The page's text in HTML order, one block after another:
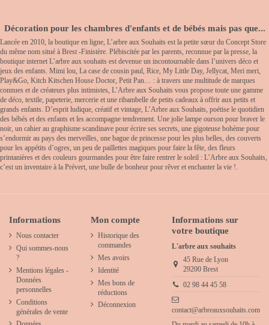
Décoration pour les chambres d'enfants et de bébés mais pas que...
Lancée en 2010, la boutique en ligne, L’arbre aux Souhaits est la petite sœur du Concept Store
du même nom situé à Brest -Finistère. Plébiscitée par les parents, reconnue par la presse, la
boutique internet L’arbre aux souhaits est devenue un incontournable dans l’univers déco et
jeux des enfants. Mimi lou, La case de cousin paul, Rice, My Little Day, Jellycat, Meri meri,
Play&Go, Kitch Kitschen House Doctor, Petit Pan… : à travers une multitude de marques
connues et de créateurs plus intimistes, L’Arbre aux Souhaits vous propose toute une gamme
de déco, textile, papeterie, mercerie et une ribambelle de petits cadeaux à offrir aux petits et
grands enfants. D’esprit ludique, créatif et vintage, L’Arbre aux Souhaits, poétise le quotidien
des bébés et des enfants et les accompagne tendrement. Une jolie lampe ourson pour braver le
noir, un cahier au graphisme scandinave pour écrire ses secrets, une gigoteuse bohème pour
s’endormir au pays des merveilles, une bague de princesse pour les plus belles, des couverts
pour les appétits d’ogres, un peu de paillettes magiques pour faire la fête, des fleurs
printanières et des couleurs gourmandes pour être faire rentrer le soleil : L’Arbre aux Souhaits,
c’est un inventaire à la Prévert, une bulle de bonheur pour rêver et enchanter la vie !.
Informations
Nous contacter
Qui sommes-nous
?
Mentions légales -
Données
personnelles
Conditions
générales de vente
Mon compte
Historique des
commandes
Mes avoirs
Identité
Mes bons de
réductions
Déconnexion
Informations sur
votre boutique
L'arbre aux souhaits
45 Rue de Lyon
29200 Brest
02 98 44 45 58
contact@arbreauxsouhaits.com